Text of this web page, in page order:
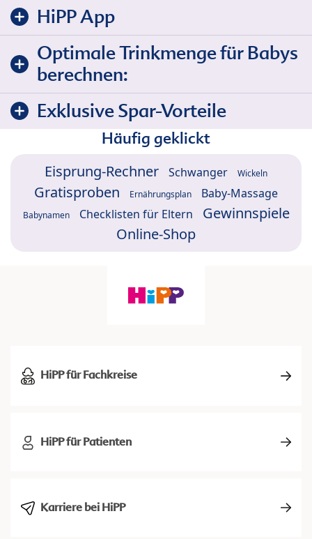
HiPP App
Optimale Trinkmenge für Babys
berechnen:
Exklusive Spar-Vorteile
Häufig geklickt
Eisprung-Rechner Schwanger Wickeln
Gratisproben Ernährungsplan Baby-Massage
Babynamen Checklisten für Eltern
Gewinnspiele
Online-Shop
HiPP für Fachkreise
HiPP für Patienten
Karriere bei HiPP